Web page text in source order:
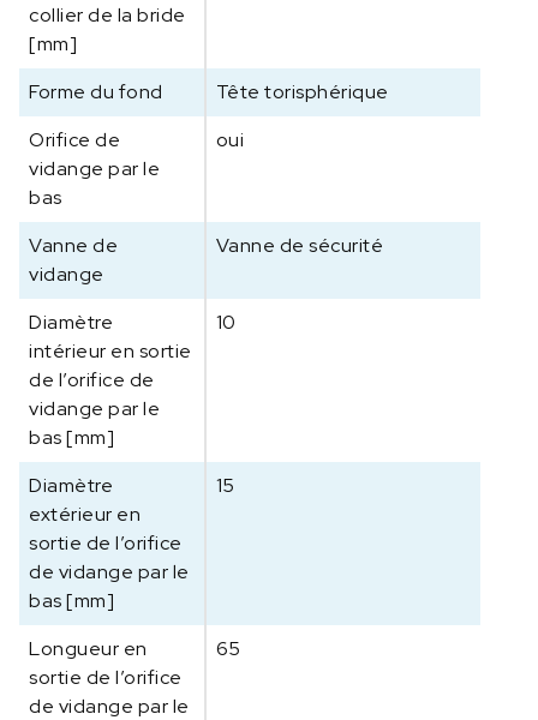
collier de la bride
[mm]
Forme du fond
Tête torisphérique
Orifice de
vidange par le
bas
oui
Vanne de
vidange
Vanne de sécurité
Diamètre
intérieur en sortie
de l’orifice de
vidange par le
bas [mm]
10
Diamètre
extérieur en
sortie de l’orifice
de vidange par le
bas [mm]
15
Longueur en
sortie de l’orifice
de vidange par le
65